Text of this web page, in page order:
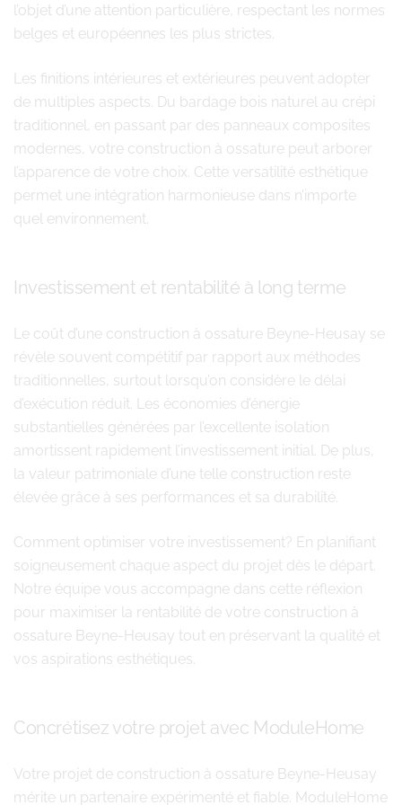
l’objet d’une attention particulière, respectant les normes
belges et européennes les plus strictes.
Les finitions intérieures et extérieures peuvent adopter
de multiples aspects. Du bardage bois naturel au crépi
traditionnel, en passant par des panneaux composites
modernes, votre construction à ossature peut arborer
l’apparence de votre choix. Cette versatilité esthétique
permet une intégration harmonieuse dans n’importe
quel environnement.
Investissement et rentabilité à long terme
Le coût d’une construction à ossature Beyne-Heusay se
révèle souvent compétitif par rapport aux méthodes
traditionnelles, surtout lorsqu’on considère le délai
d’exécution réduit. Les économies d’énergie
substantielles générées par l’excellente isolation
amortissent rapidement l’investissement initial. De plus,
la valeur patrimoniale d’une telle construction reste
élevée grâce à ses performances et sa durabilité.
Comment optimiser votre investissement? En planifiant
soigneusement chaque aspect du projet dès le départ.
Notre équipe vous accompagne dans cette réflexion
pour maximiser la rentabilité de votre construction à
ossature Beyne-Heusay tout en préservant la qualité et
vos aspirations esthétiques.
Concrétisez votre projet avec ModuleHome
Votre projet de construction à ossature Beyne-Heusay
mérite un partenaire expérimenté et fiable. ModuleHome